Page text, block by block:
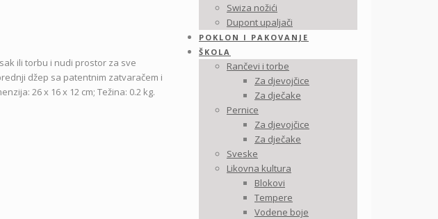
Swiza nožići
Dupont upaljači
POKLON I PAKOVANJE
ŠKOLA
Rančevi i torbe
Za djevojčice
Za dječake
Pernice
Za djevojčice
Za dječake
Sveske
Likovna kultura
Blokovi
Tempere
Vodene boje
ili torbu i nudi prostor za sve
džep sa patentnim zatvaračem i
26 x 16 x 12 cm; Težina: 0.2 kg.